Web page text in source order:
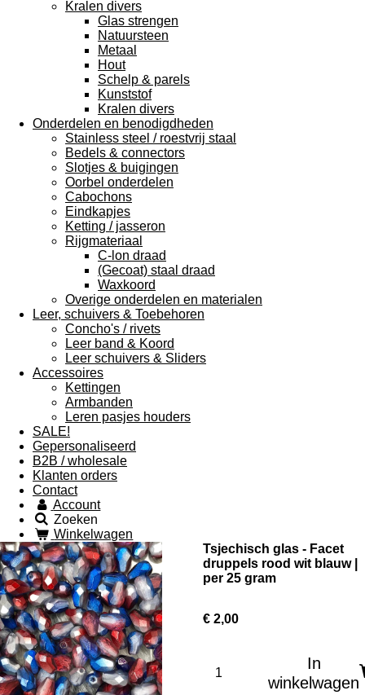
Kralen divers
Glas strengen
Natuursteen
Metaal
Hout
Schelp & parels
Kunststof
Kralen divers
Onderdelen en benodigdheden
Stainless steel / roestvrij staal
Bedels & connectors
Slotjes & buigingen
Oorbel onderdelen
Cabochons
Eindkapjes
Ketting / jasseron
Rijgmateriaal
C-lon draad
(Gecoat) staal draad
Waxkoord
Overige onderdelen en materialen
Leer, schuivers & Toebehoren
Concho's / rivets
Leer band & Koord
Leer schuivers & Sliders
Accessoires
Kettingen
Armbanden
Leren pasjes houders
SALE!
Gepersonaliseerd
B2B / wholesale
Klanten orders
Contact
Account
Zoeken
Winkelwagen
Tsjechisch glas - Facet
druppels rood wit blauw |
per 25 gram
€ 2,00
In
winkelwagen